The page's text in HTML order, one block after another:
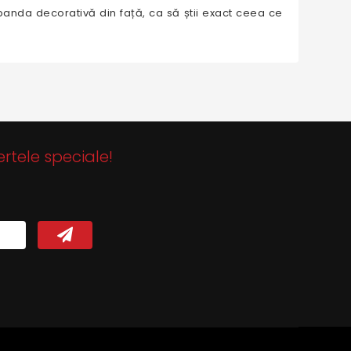
decorativă din față, ca să știi exact ceea ce
speciale!